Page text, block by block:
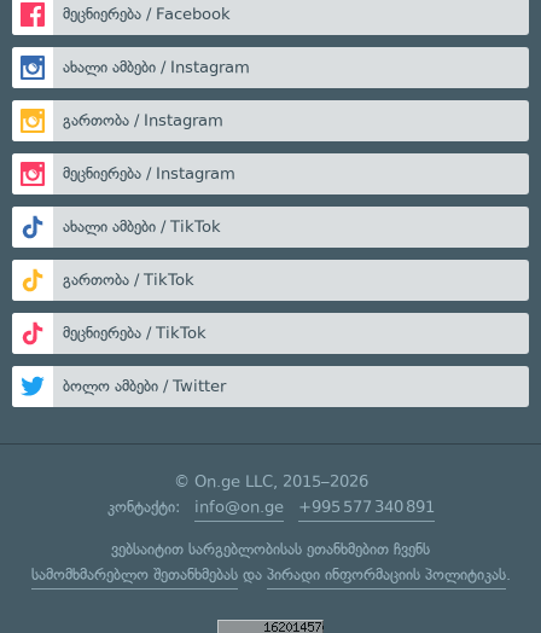
მეცნიერება / Facebook
ახალი ამბები / Instagram
გართობა / Instagram
მეცნიერება / Instagram
ახალი ამბები / TikTok
გართობა / TikTok
მეცნიერება / TikTok
ბოლო ამბები / Twitter
© On.ge LLC, 2015–2026
კონტაქტი: info@on.ge +995 577 340 891
ვებსაიტით სარგებლობისას ეთანხმებით ჩვენს
სამომხმარებლო შეთანხმებასდა პირადი ინფორმაციის პოლიტიკას.